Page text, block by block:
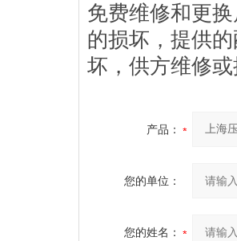
免费维修和更
的损坏，提供
坏，供方维修
产品：
您的单位：
您的姓名：